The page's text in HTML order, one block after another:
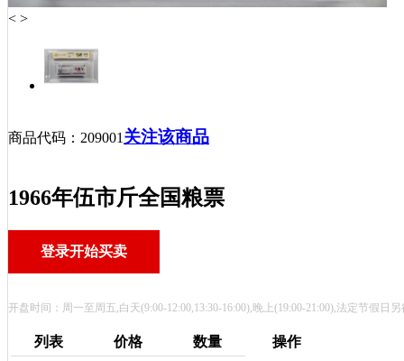
< >
商品代码： 209001 关注该商品
1966年伍市斤全国粮票
登录开始买卖
开盘时间：周一至周五,白天(9:00-12:00,13:30-16:00),晚上(19:00-21:00),法定节假日
列表 价格 数量
操作